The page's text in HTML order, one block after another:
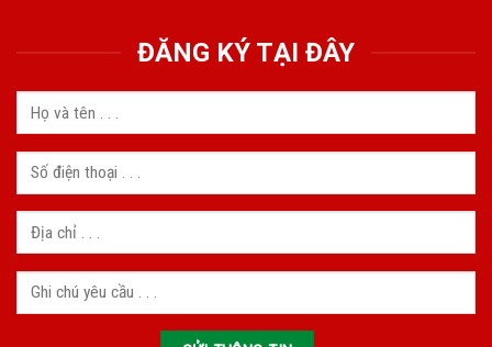
ĐĂNG KÝ TẠI ĐÂY